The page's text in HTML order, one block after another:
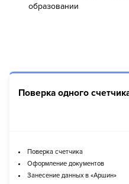
образовании
Поверка одного
Поверка счетчика
Оформление документов
Занесение данных в «Аршин»